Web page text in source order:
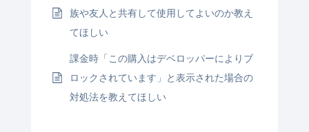
族や友人と共有して使用してよいのか教え
てほしい
課金時「この購入はデベロッパーによりブ
ロックされています」と表示された場合の
対処法を教えてほしい